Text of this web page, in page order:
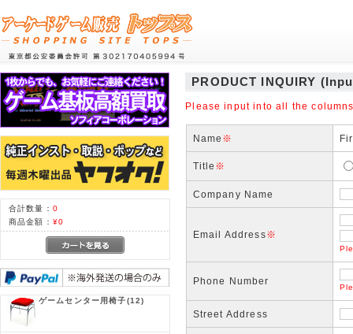
合計数量： 0
商品金額： ¥0
ゲームセンター用椅子(12)
PRODUCT INQUIRY
Please input into all the
Name ※
Title ※
Company Name
Email Address※
Phone Number
Street Address